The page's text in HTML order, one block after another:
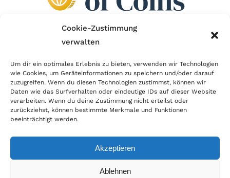
Cookie-Zustimmung
verwalten
Um dir ein optimales Erlebnis zu bieten, verwenden wir Technologien
wie Cookies, um Geräteinformationen zu speichern und/oder darauf
zuzugreifen. Wenn du diesen Technologien zustimmst, können wir
Daten wie das Surfverhalten oder eindeutige IDs auf dieser Website
verarbeiten. Wenn du deine Zustimmung nicht erteilst oder
zurückziehst, können bestimmte Merkmale und Funktionen
beeinträchtigt werden.
Akzeptieren
Ablehnen
Der Händlerbund setzt sich für sicheren und
erfolgreichen E-Commerce ein. Auch wir sind wie
viele Onlineshops im Netz Mitglied im Händlerbund
und unterstützen fairen Onlinehandel.